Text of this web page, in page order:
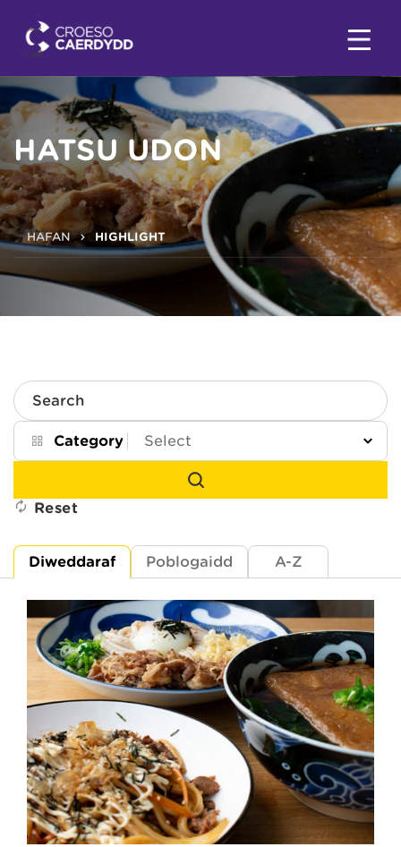
HATSU UDON
HAFAN HIGHLIGHT
Search
Category
Reset
Diweddaraf Poblogaidd A-Z